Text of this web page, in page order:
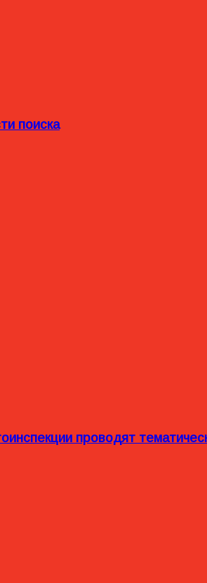
поиска
проводят